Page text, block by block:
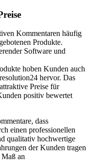
Kommentaren häufig
Produkte.
Software und
hoben Kunden auch
hervor. Das
Preise für
positiv bewertet
dass
einen professionellen
qualitativ hochwertige
der Kunden tragen
Maß an